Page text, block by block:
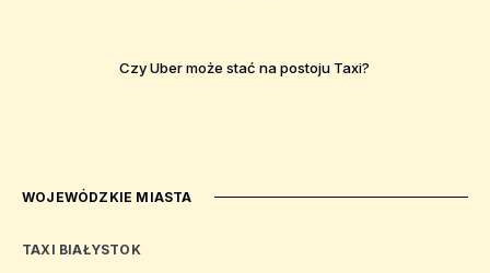
Czy Uber może stać na postoju Taxi?
WOJEWÓDZKIE MIASTA
TAXI BIAŁYSTOK